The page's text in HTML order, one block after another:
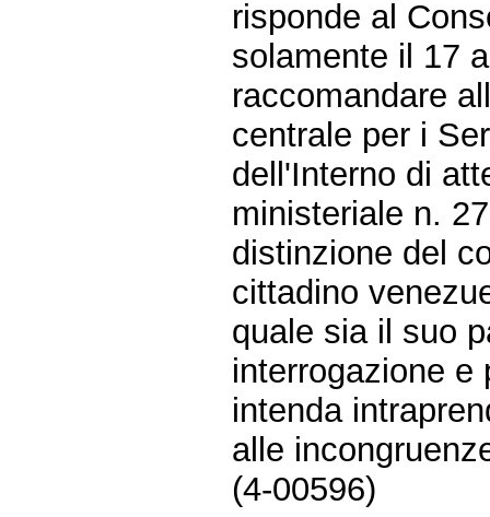
risponde al
solamente il 17
raccomandare
centrale per i
dell'Interno di
ministeriale n.
distinzione del
cittadino
quale sia il suo
interrogazione e
intenda
alle
(4-00596)